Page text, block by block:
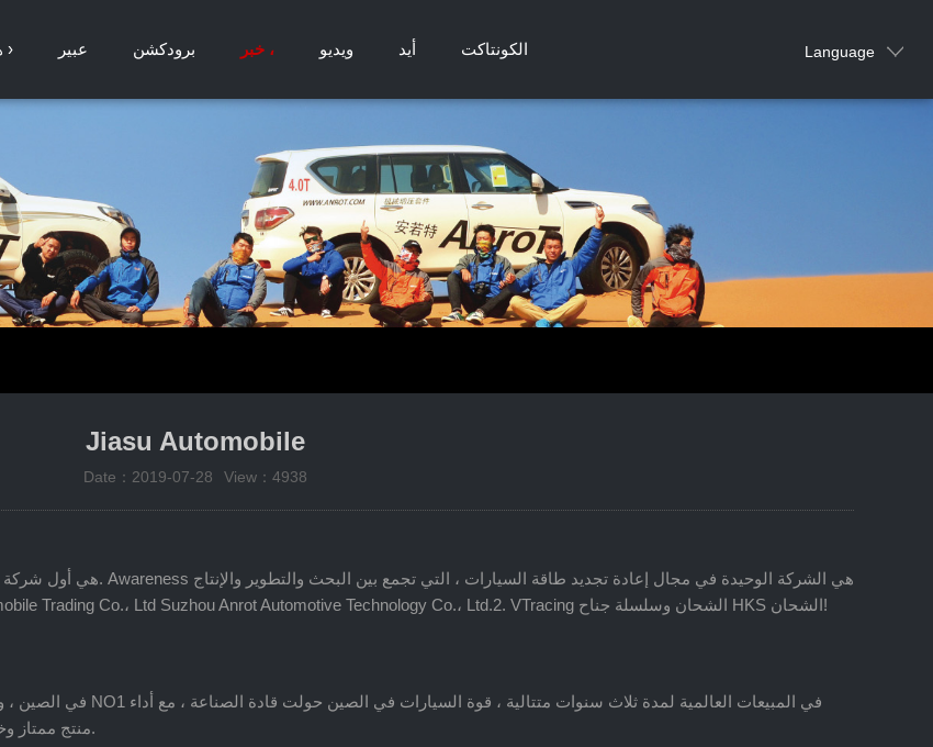
هوم › عبير برودكشن خبر ، ويديو أيد الكونتاكت Language
Jiasu Automobile
Date：2019-07-28 View：4938
والمبيعات وما بعد البيع. وتملك الشركات: 1.Guangzhou Jiasu Automobile Trading Co.، Ltd Suzhou Anrot Automotive Technology Co.، Ltd.2. VTracing الشحان وسلسلة جناح HKS الشحان!
منتج ممتاز وخدمة مثالية بعد البيع ， الدعم والثقة من العملاء في جميع أنحاء العالم.